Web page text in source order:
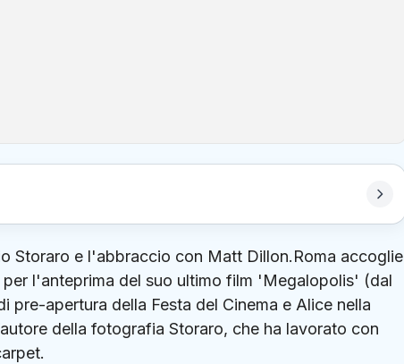
Storaro e l'abbraccio con Matt Dillon.Roma accoglie
l'anteprima del suo ultimo film 'Megalopolis' (dal
pre-apertura della Festa del Cinema e Alice nella
della fotografia Storaro, che ha lavorato con